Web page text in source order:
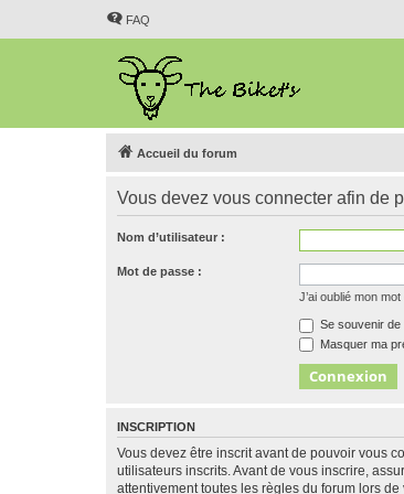
FAQ
Accueil du forum
Vous devez vous connecter afin de
Nom d’utilisateur :
Mot de passe :
J’ai oublié mon
Se souvenir de
Masquer ma
INSCRIPTION
Vous devez être inscrit avant de pouvoir vous
utilisateurs inscrits. Avant de vous inscrire,
attentivement toutes les règles du forum lors de